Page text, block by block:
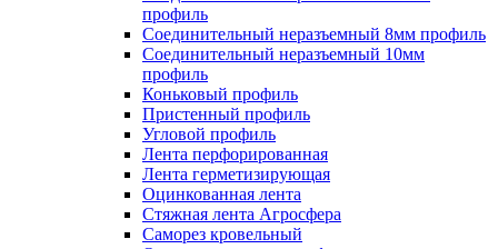
профиль
Соединительный неразъемный 8мм профиль
Соединительный неразъемный 10мм
профиль
Коньковый профиль
Пристенный профиль
Угловой профиль
Лента перфорированная
Лента герметизирующая
Оцинкованная лента
Стяжная лента Агросфера
Саморез кровельный